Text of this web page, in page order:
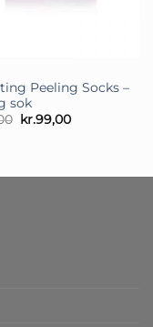
Peeling Socks –
sok
Den
oprindelige
kr.99,00Den